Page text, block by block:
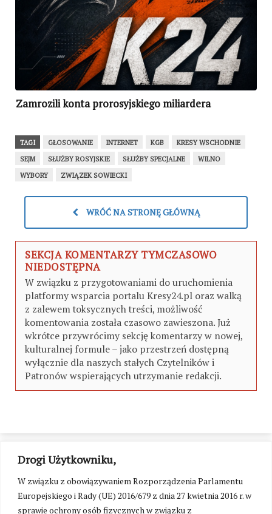
Drogi Użytkowniku,
W związku z obowiązywaniem Rozporządzenia Parlamentu
Europejskiego i Rady (UE) 2016/679 z dnia 27 kwietnia 2016 r. w
sprawie ochrony osób fizycznych w związku z
Zamrozili konta prorosyjskiego miliardera
TAGI GŁOSOWANIE INTERNET KGB
KRESY WSCHODNIE
SEJM
SŁUŻBY ROSYJSKIE SŁUŻBY SPECJALNE
WILNO
WYBORY
ZWIĄZEK SOWIECKI
WRÓĆ NA STRONĘ GŁÓWNĄ
SEKCJA KOMENTARZY TYMCZASOWO
NIEDOSTĘPNA
W związku z przygotowaniami do uruchomienia
platformy wsparcia portalu Kresy24.pl oraz walką
z zalewem toksycznych treści, możliwość
komentowania została czasowo zawieszona. Już
wkrótce przywrócimy sekcję komentarzy w nowej,
kulturalnej formule – jako przestrzeń dostępną
wyłącznie dla naszych stałych Czytelników i
Patronów wspierających utrzymanie redakcji.